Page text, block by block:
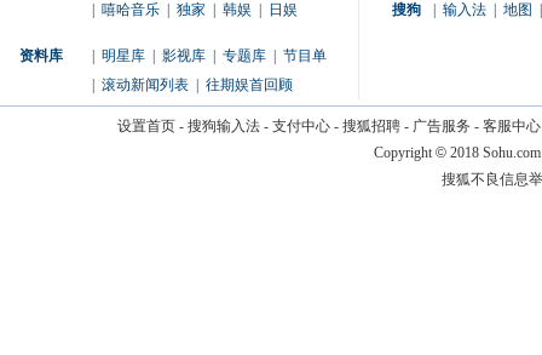
嘻哈音乐 独家 韩娱 日娱
资料库 明星库 影视库 专题库
节目单
滚动新闻列表 往期娱首回顾
搜狗
输入法 地图
设置首页- 搜狗输入法- 支付中心- 搜狐招聘- 广告服务 - 客服中心
Copyright © 2018
搜狐不良信息